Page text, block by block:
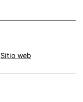
Sitio web